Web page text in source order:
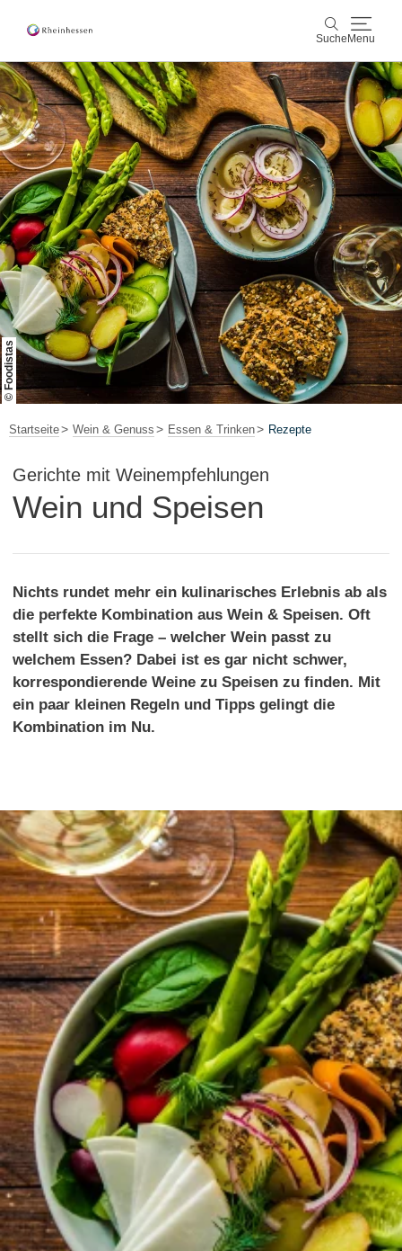
Suche Menu
Suche
Wein & Genuss
Aktiv & Natur
Kultur & Städte
Veranstaltungen
Buchung & Service
ShopRheinhessen-Blog Karte
© Foodistas
Startseite Wein & Genuss Essen & Trinken Rezepte
Gerichte mit Weinempfehlungen
Wein und Speisen
Nichts rundet mehr ein kulinarisches Erlebnis ab als
die perfekte Kombination aus Wein & Speisen. Oft
stellt sich die Frage – welcher Wein passt zu
welchem Essen? Dabei ist es gar nicht schwer,
korrespondierende Weine zu Speisen zu finden. Mit
ein paar kleinen Regeln und Tipps gelingt die
Kombination im Nu.